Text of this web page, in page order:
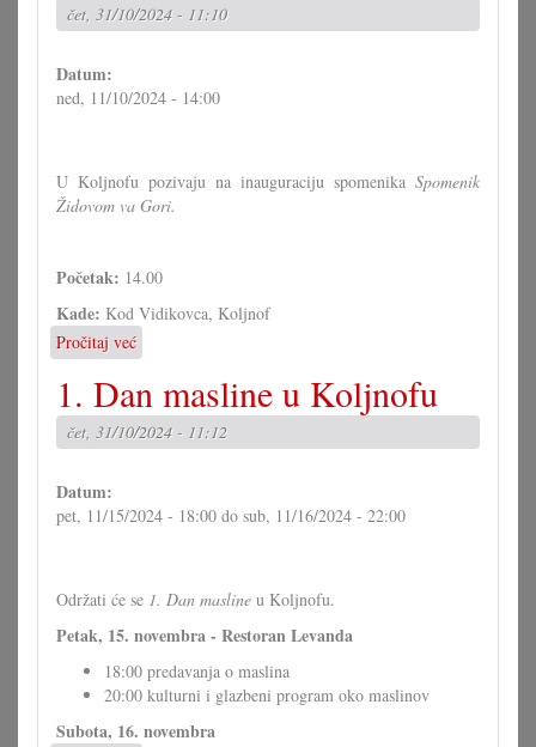
čet, 31/10/2024 - 11:10
Datum:
ned, 11/10/2024 - 14:00
U Koljnofu pozivaju na inauguraciju spomenika Spomenik
Židovom va Gori.
Početak: 14.00
Kade: Kod Vidikovca, Koljnof
Pročitaj već
Inauguracija
spomenika
"Spomenik
Židovom
1. Dan masline u Koljnofu
čet, 31/10/2024 - 11:12
Datum:
pet, 11/15/2024 - 18:00 do sub, 11/16/2024 - 22:00
Održati će se 1. Dan masline u Koljnofu.
Petak, 15. novembra - Restoran Levanda
18:00 predavanja o maslina
20:00 kulturni i glazbeni program oko maslinov
Subota, 16. novembra